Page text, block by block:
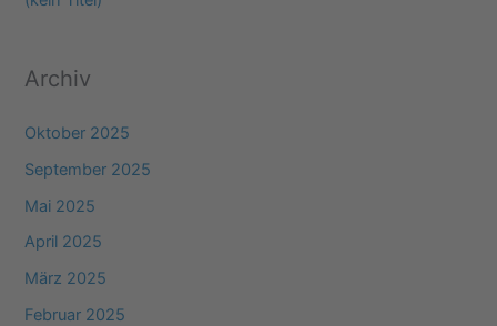
h
Archiv
Oktober 2025
September 2025
Mai 2025
April 2025
März 2025
Februar 2025